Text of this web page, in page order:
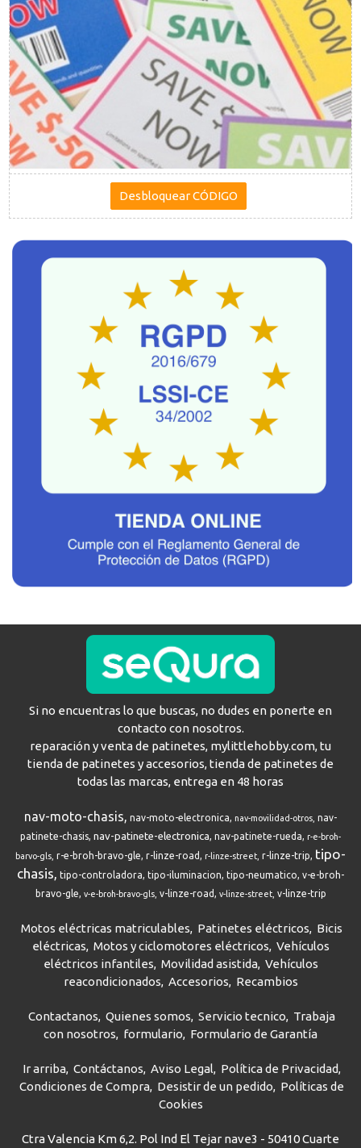
Si no encuentras lo que buscas, no dudes en ponerte en
contacto con nosotros.
reparación y venta de patinetes, mylittlehobby.com, tu
tienda de patinetes y accesorios, tienda de patinetes de
todas las marcas, entrega en 48 horas
nav-moto-chasis nav-moto-electronica nav-movilidad-otros nav-
patinete-chasis nav-patinete-electronica nav-patinete-rueda
r-e-broh-
barvo-gls r-e-broh-bravo-gle r-linze-road r-linze-street r-linze-trip
tipo-
chasis
tipo-controladora tipo-iluminacion tipo-neumatico v-e-broh-
bravo-gle v-e-broh-bravo-gls v-linze-road v-linze-street v-linze-trip
Motos eléctricas matriculables Patinetes eléctricos
Bicis
eléctricas Motos y ciclomotores eléctricos Vehículos
eléctricos infantiles Movilidad asistida Vehículos
reacondicionados Accesorios Recambios
Contactanos Quienes somos Servicio tecnico
Trabaja
con nosotros
formulario Formulario de Garantía
Ir arriba Contáctanos Aviso Legal
Política de Privacidad
Condiciones de Compra Desistir de un pedido
Políticas de
Cookies
Ctra Valencia Km 6,2. Pol Ind El Tejar nave3 - 50410 Cuarte